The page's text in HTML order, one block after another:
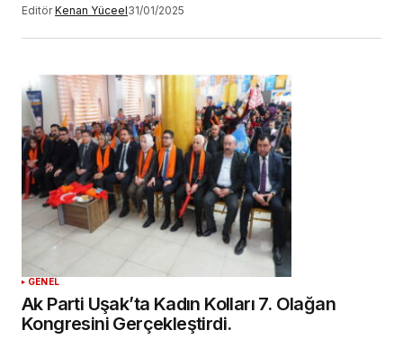
Editör Kenan Yüceel31/01/2025
GENEL
Ak Parti Uşak’ta Kadın Kolları 7. Olağan
Kongresini Gerçekleştirdi.